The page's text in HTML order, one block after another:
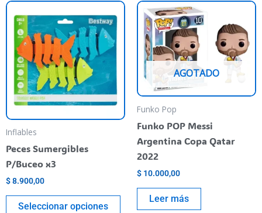
Inflables
Peces Sumergibles
P/Buceo x3
$8.900,00
Seleccionar opciones
This
product
multiple
variants.
options
may
chosen
product
AGOTADO
Funko Pop
Funko POP Messi
Argentina Copa Qatar
2022
$ 10.000,00
Leer más